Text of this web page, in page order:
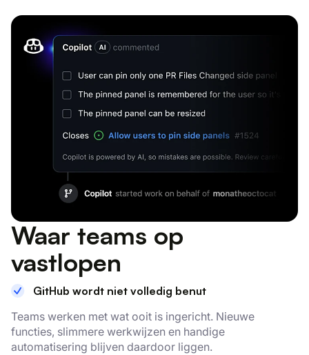
Waar teams op
vastlopen
GitHub wordt niet volledig benut
Teams werken met wat ooit is ingericht. Nieuwe
functies, slimmere werkwijzen en handige
automatisering blijven daardoor liggen.